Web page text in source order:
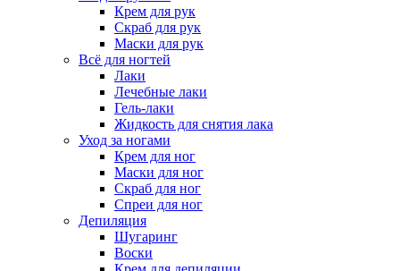
Крем для рук
Скраб для рук
Маски для рук
Всё для ногтей
Лаки
Лечебные лаки
Гель-лаки
Жидкость для снятия лака
Уход за ногами
Крем для ног
Маски для ног
Скраб для ног
Спреи для ног
Депиляция
Шугаринг
Воски